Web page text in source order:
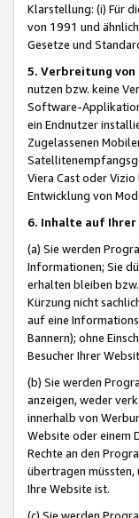
Klarstellung: (i) Für
von 1991 und
Gesetze und
5. Verbreitung
nutzen bzw. keine
Software-
ein Endnutzer
Zugelassenen
Viera Cast oder
Entwicklung von
6. Inhalte auf Ihrer
(a) Sie werden
Informationen; Sie
erhalten bleiben
Kürzung nicht
auf eine
Bannern); ohne
Besucher Ihrer
(b) Sie werden
anzeigen, weder
innerhalb von
Website oder einem
Rechte an den
übertragen müssten,
Ihre Website ist.
(c) Sie werden